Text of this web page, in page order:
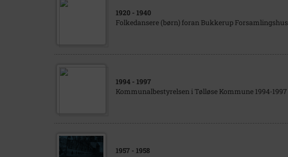
1920 - 1940
Folkedansere (børn) foran Bukkerup Forsamlingshus
1994 - 1997
Kommunalbestyrelsen i Tølløse Kommune 1994-1997
1957 - 1958